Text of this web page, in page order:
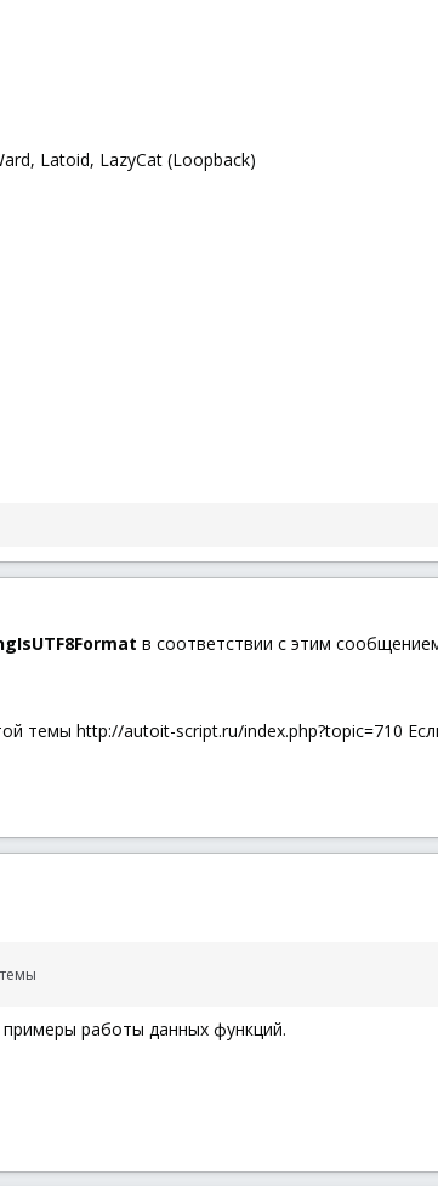
Latoid, LazyCat (Loopback)
в соответствии с этим
темы http://autoit-script.ru/index.php?topic=710
работы данных функций.